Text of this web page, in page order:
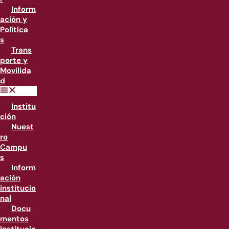
Inform
ación y
Política
s
Trans
porte y
Movilida
d
Institu
ción
Nuest
ro
Campu
s
Inform
ación
institucio
nal
Docu
mentos